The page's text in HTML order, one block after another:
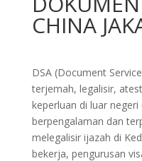
CHINA
DSA (Document
terjemah, legalisir,
keperluan di luar
berpengalaman dan
melegalisir ijazah di
bekerja, pengurusan